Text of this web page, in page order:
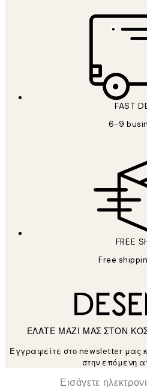
FAST
6-9
FREE
Free
ΕΛΑΤΕ ΜΑΖΙ ΜΑΣ ΣΤΟΝ
Εγγραφείτε στο newsletter μας
στην επόμενη
Ηλεκτρονική Διεύθυνση